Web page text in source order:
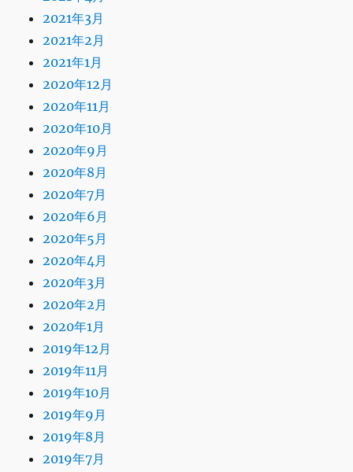
2021年3月
2021年2月
2021年1月
2020年12月
2020年11月
2020年10月
2020年9月
2020年8月
2020年7月
2020年6月
2020年5月
2020年4月
2020年3月
2020年2月
2020年1月
2019年12月
2019年11月
2019年10月
2019年9月
2019年8月
2019年7月